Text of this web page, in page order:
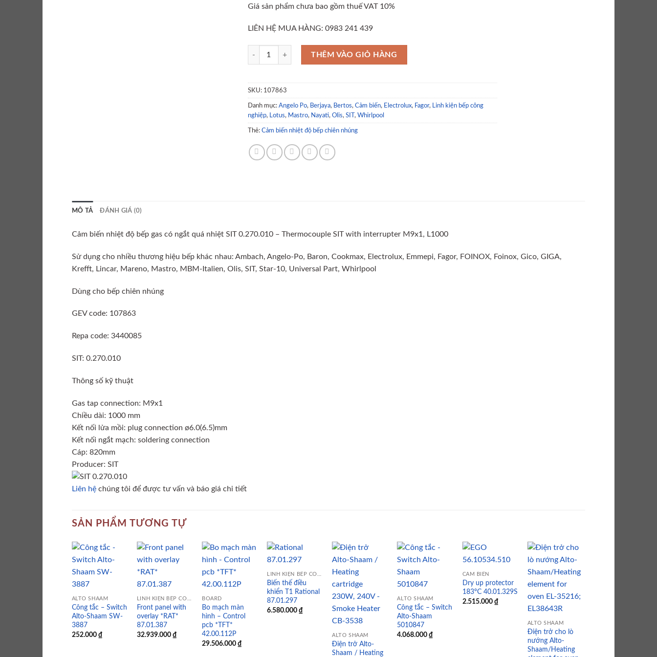
Giá sản phẩm chưa bao gồm thuế VAT 10%
LIÊN HỆ MUA HÀNG: 0983 241 439
Cảm biến nhiệt độ bếp gas có ngắt quá nhiệt M9x1, L1000 - SIT 0.270.010 số lượng
THÊM VÀO GIỎ HÀNG
SKU: 107863
Danh mục: Angelo Po, Berjaya, Bertos, Cảm biến, Electrolux, Fagor, Linh kiện bếp công
nghiệp, Lotus, Mastro, Nayati, Olis, SIT , Whirlpool
Thẻ: Cảm biến nhiệt độ bếp chiên nhúng
MÔ TẢ ĐÁNH GIÁ (0)
Cảm biến nhiệt độ bếp gas có ngắt quá nhiệt SIT 0.270.010 – Thermocouple SIT with interrupter M9x1, L1000
Sử dụng cho nhiều thương hiệu bếp khác nhau: Ambach, Angelo-Po, Baron, Cookmax, Electrolux, Emmepi, Fagor, FOINOX, Foinox, Gico, GIGA,
Krefft, Lincar, Mareno, Mastro, MBM-Italien, Olis, SIT, Star-10, Universal Part, Whirlpool
Dùng cho bếp chiên nhúng
GEV code: 107863
Repa code: 3440085
SIT: 0.270.010
Thông số kỹ thuật
Gas tap connection: M9x1
Chiều dài: 1000 mm
Kết nối lửa mồi: plug connection ø6.0(6.5)mm
Kết nối ngắt mạch: soldering connection
Cáp: 820mm
Producer: SIT
Liên hệ chúng tôi để được tư vấn và báo giá chi tiết
SẢN PHẨM TƯƠNG TỰ
ALTO SHAAM
Công tắc – Switch
Alto-Shaam SW-
3887
252.000 ₫
Add to
LINH KIỆN BẾP CÔNG NGHIỆP
Front panel with
overlay *RAT*
87.01.387
32.939.000 ₫
Add to
BOARD
Bo mạch màn
hình – Control
pcb *TFT*
42.00.112P
29.506.000₫
Add to
wishlist
LINH KIỆN BẾP CÔNG NGHIỆP
Biến thế điều
khiển T1 Rational
87.01.297
6.580.000₫
Add to
wishlist
ALTO SHAAM
Điện trở Alto-
Shaam / Heating
ALTO SHAAM
Công tắc – Switch
Alto-Shaam
5010847
4.068.000₫
Add to
wishlist
CẢM BIẾN
Dry up protector
183°C 40.01.329S
2.515.000 ₫
Add to
wishlist
ALTO SHAAM
Điện trở cho lò
nướng Alto-
Shaam/Heating